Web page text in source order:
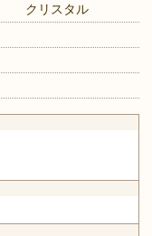
クリスタル